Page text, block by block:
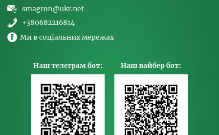
smagron@ukr.net
+380682216814
Ми в соціальних мережах
Наш телеграм бот: Наш вайбер бот: